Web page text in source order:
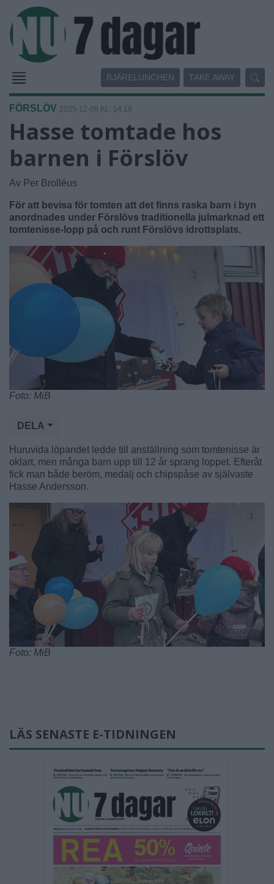
BJÄRELUNCHEN TAKE AWAY
FÖRSLÖV 2025-12-08 KL. 14:18
Hasse tomtade hos
barnen i Förslöv
Av Per Brolléus
För att bevisa för tomten att det finns raska barn i byn
anordnades under Förslövs traditionella julmarknad ett
tomtenisse-lopp på och runt Förslövs idrottsplats.
Foto: MiB
DELA
Huruvida löpandet ledde till anställning som tomtenisse är
oklart, men många barn upp till 12 år sprang loppet. Efteråt
fick man både beröm, medalj och chipspåse av självaste
Hasse Andersson.
Foto: MiB
LÄS SENASTE E-TIDNINGEN